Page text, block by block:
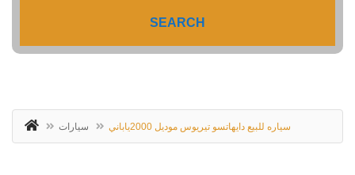
SEARCH
سيارات سياره للبيع دايهاتسو تيريوس موديل 2000ياباني